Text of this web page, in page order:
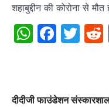
शहाबुद्दीन की कोरोना से
दीदीजी फाउंडेशन